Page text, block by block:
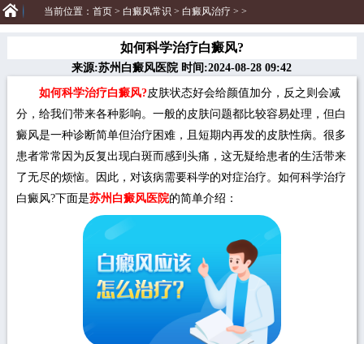
当前位置： 首页> 白癜风常识 > 白癜风治疗 > >
如何科学治疗白癜风?
来源:苏州白癜风医院 时间:2024-08-28 09:42
如何科学治疗白癜风?皮肤状态好会给颜值加分，反之则会减
分，给我们带来各种影响。一般的皮肤问题都比较容易处理，但白
癜风是一种诊断简单但治疗困难，且短期内再发的皮肤性病。很多
患者常常因为反复出现白斑而感到头痛，这无疑给患者的生活带来
了无尽的烦恼。因此，对该病需要科学的对症治疗。如何科学治疗
白癜风?下面是苏州白癜风医院的简单介绍：